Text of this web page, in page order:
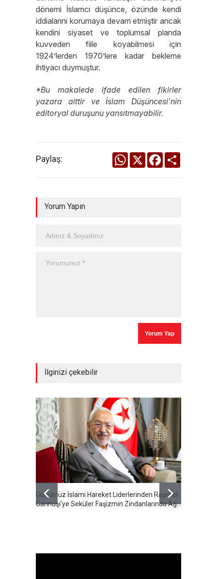
dönemi İslamcı düşünce, özünde kendi
iddialarını korumaya devam etmiştir ancak
kendini siyaset ve toplumsal planda
kuvveden fiile koyabilmesi için
1924’lerden 1970’lere kadar bekleme
ihtiyacı duymuştur.
*Bu makalede ifade edilen fikirler
yazara aittir ve İslam Düşüncesi'nin
editoryal duruşunu yansıtmayabilir.
Paylaş: WhatsApp
X Facebook
Yorum Yapın
İlginizi çekebilir
Günümüz İslami Hareket Liderlerinden Raşid el-
Gannuşi’ye Seküler Faşizmin Zindanlarında Ağır